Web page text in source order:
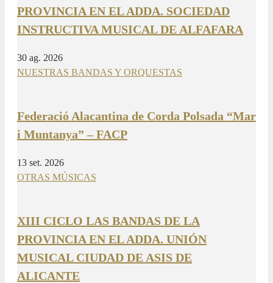
PROVINCIA EN EL ADDA. SOCIEDAD
INSTRUCTIVA MUSICAL DE ALFAFARA
30 ag. 2026
NUESTRAS BANDAS Y ORQUESTAS
Federació Alacantina de Corda Polsada “Mar
i Muntanya” – FACP
13 set. 2026
OTRAS MÚSICAS
XIII CICLO LAS BANDAS DE LA
PROVINCIA EN EL ADDA. UNIÓN
MUSICAL CIUDAD DE ASIS DE
ALICANTE